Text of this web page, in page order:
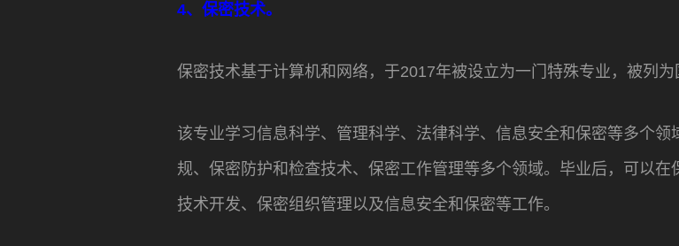
4、保密技术。
保密技术基于计算机和网络，于2017年被设立为一门特殊专业，被列为
该专业学习信息科学、管理科学、法律科学、信息安全和保密等多个
规、保密防护和检查技术、保密工作管理等多个领域。毕业后，可以
技术开发、保密组织管理以及信息安全和保密等工作。